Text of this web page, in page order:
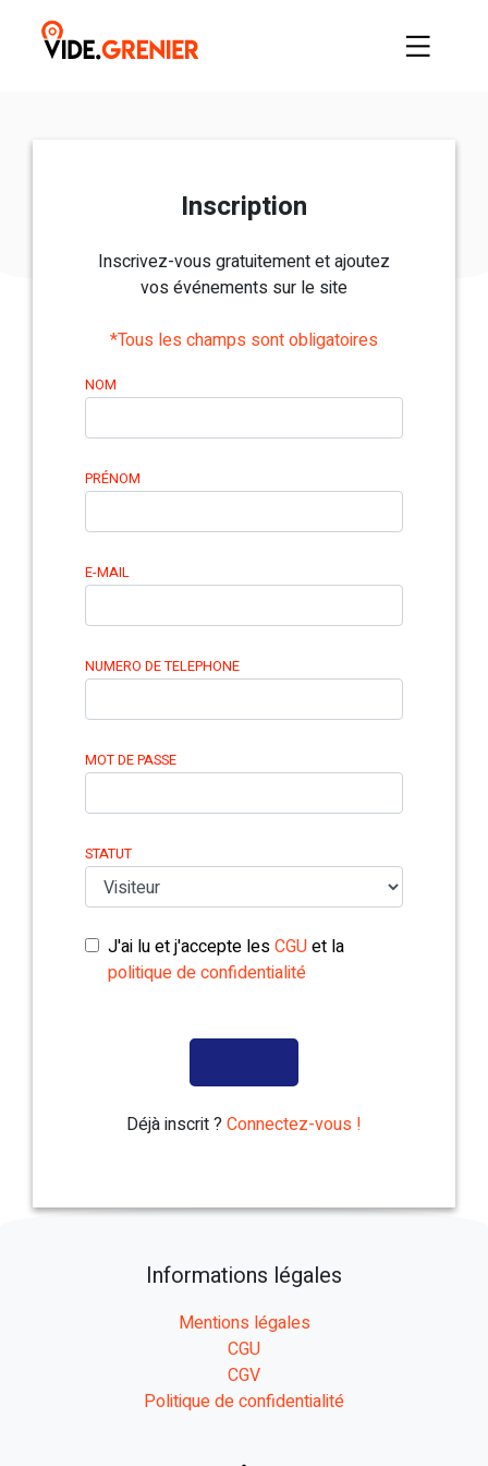
Inscription
Inscrivez-vous gratuitement et ajoutez
vos événements sur le site
*Tous les champs sont obligatoires
NOM
PRÉNOM
E-MAIL
NUMERO DE TELEPHONE
MOT DE PASSE
STATUT
J'ai lu et j'accepte lesCGUet la
politique de confidentialité
Déjà inscrit ? Connectez-vous !
Informations légales
Mentions légales
CGU
CGV
Politique de confidentialité